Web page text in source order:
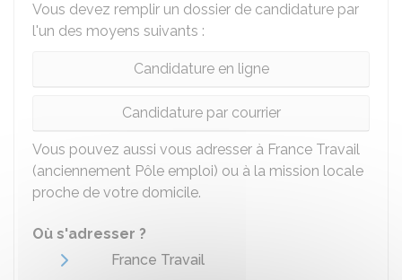
Vous devez remplir un dossier de candidature par
l'un des moyens suivants :
Candidature en ligne
Candidature par courrier
Vous pouvez aussi vous adresser à France Travail
(anciennement Pôle emploi) ou à la mission locale
proche de votre domicile.
Où s'adresser ?
France Travail